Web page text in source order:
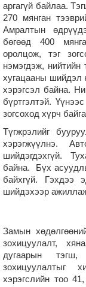
аргагүй байлаа.
270 мянган
Амралтын
бөгөөд 400
оролцож, тэг
нэмэгдэж, нийтийн
хугацааны шийдэл
хэрэгсэл байна.
бүртгэлтэй.
зогсоход хүрч
Түгжрэлийг
хэрэгжүүлнэ.
шийдэгдэхгүй.
байна. Бүх
байхгүй. Гэхдээ
шийдэхээр
Замын
зохицуулалт,
дугаарын тэгш,
зохицуулалтыг
хэрэгслийн тоо